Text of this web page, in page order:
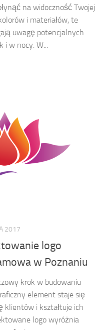
na widoczność Twojej
i materiałów, te
uwagę potencjalnych
i w nocy. W...
2017
logo
w Poznaniu
krok w budowaniu
element staje się
klientów i kształtuje ich
logo wyróżnia